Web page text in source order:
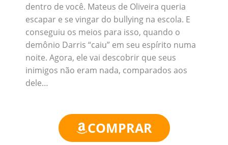
dentro de você. Mateus de Oliveira queria
escapar e se vingar do bullying na escola. E
conseguiu os meios para isso, quando o
demônio Darris “caiu” em seu espírito numa
noite. Agora, ele vai descobrir que seus
inimigos não eram nada, comparados aos
dele…
COMPRAR